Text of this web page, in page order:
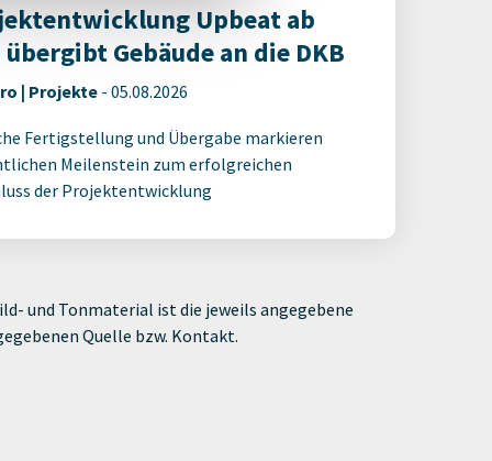
Upbeat ab
Gebäude an die DKB
| Projekte - 05.08.2026
Fertigstellung und Übergabe markieren
Meilenstein zum erfolgreichen
der Projektentwicklung
und Tonmaterial ist die jeweils angegebene
Quelle bzw. Kontakt.